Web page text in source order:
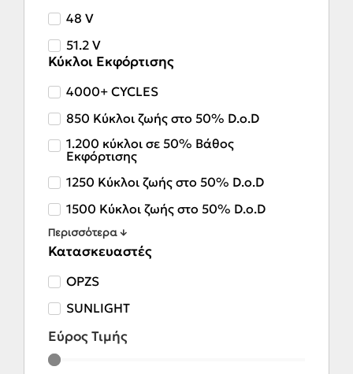
48 V
51.2 V
Κύκλοι Εκφόρτισης
4000+ CYCLES
850 Κύκλοι ζωής στο 50% D.o.D
1.200 κύκλοι σε 50% Βάθος
Εκφόρτισης
1250 Κύκλοι ζωής στο 50% D.o.D
1500 Κύκλοι ζωής στο 50% D.o.D
Περισσότερα ↓
Κατασκευαστές
OPZS
SUNLIGHT
Εύρος Τιμής